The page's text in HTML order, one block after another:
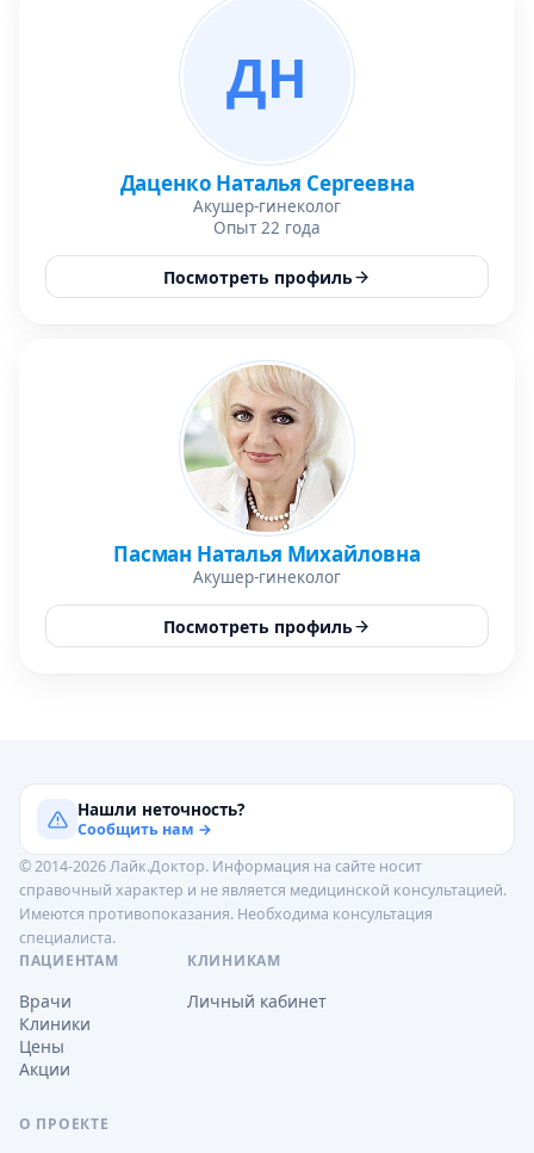
ДН
Даценко Наталья Сергеевна
Акушер-гинеколог
Опыт 22 года
Посмотреть профиль
Пасман Наталья Михайловна
Акушер-гинеколог
Посмотреть профиль
Нашли неточность?
Сообщить нам →
© 2014-2026 Лайк.Доктор. Информация на сайте носит
справочный характер и не является медицинской консультацией.
Имеются противопоказания. Необходима консультация
специалиста.
ПАЦИЕНТАМ
Врачи
Клиники
Цены
Акции
КЛИНИКАМ
Личный кабинет
О ПРОЕКТЕ